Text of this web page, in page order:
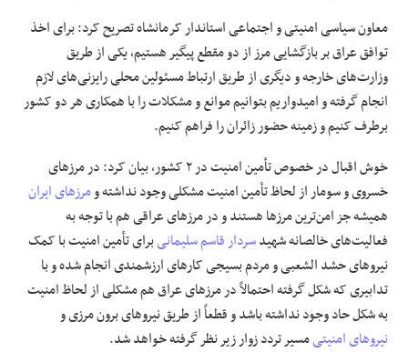
معاون سیاسی امنیتی و اجتماعی استاندار کرمانشاه تصریح کرد: برای اخذ
توافق عراق بر بازگشایی مرز از دو مقطع پیگیر هستیم، یکی از طریق
وزارت‌های خارجه و دیگری از طریق ارتباط مسئولین محلی رایزنی‌های لازم
انجام گرفته و امیدواریم بتوانیم موانع و مشکلات را با همکاری هر دو کشور
برطرف کنیم و زمینه حضور زائران را فراهم کنیم.
خوش اقبالدر خصوص
تأمین امنیت در ۲ کشور، بیان کرد: در مرزهای
خسروی وسوماراز لحاظ تأمین امنیت مشکلی وجود نداشته ومرزهای ایران
همیشه جز امن‌ترین مرزها هستند و در مرزهای عراقی هم با توجه به
فعالیت‌های خالصانه شهیدسردار قاسم سلیمانیبرای تأمین امنیت با کمک
نیروهایحشدالشعبیو مردم بسیجی کارهای ارزشمندی انجام شده و با
تدابیری که شکل گرفته احتمالاً در مرزهای عراق هم مشکلی از لحاظ امنیت
به شکلحادوجود نداشته باشد و قطعاً از طریق نیروهای برون مرزی و
نیروهای امنیتیمسیرتردد زوار زیر نظر گرفته خواهد شد.